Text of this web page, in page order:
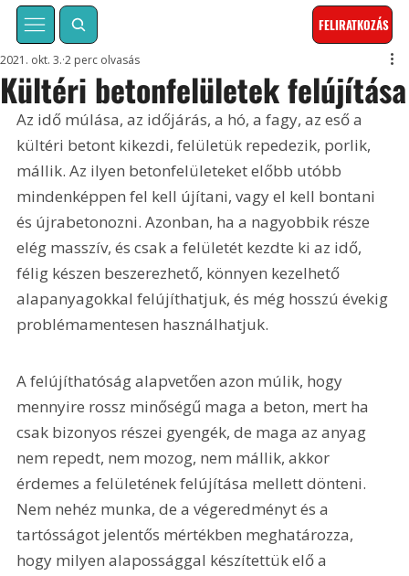
FELIRATKOZÁS
Kültéri betonfelületek felújítása
2021. okt. 3. 2 perc olvasás
Az idő múlása, az időjárás, a hó, a fagy, az eső a
kültéri betont kikezdi, felületük repedezik, porlik,
mállik. Az ilyen betonfelületeket előbb utóbb
mindenképpen fel kell újítani, vagy el kell bontani
és újrabetonozni. Azonban, ha a nagyobbik része
elég masszív, és csak a felületét kezdte ki az idő,
félig készen beszerezhető, könnyen kezelhető
alapanyagokkal felújíthatjuk, és még hosszú évekig
problémamentesen használhatjuk.
A felújíthatóság alapvetően azon múlik, hogy
mennyire rossz minőségű maga a beton, mert ha
csak bizonyos részei gyengék, de maga az anyag
nem repedt, nem mozog, nem mállik, akkor
érdemes a felületének felújítása mellett dönteni.
Nem nehéz munka, de a végeredményt és a
tartósságot jelentős mértékben meghatározza,
hogy milyen alapossággal készítettük elő a